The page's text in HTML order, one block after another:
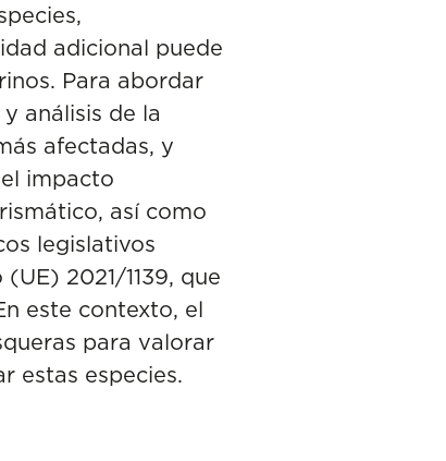
adicional puede
Para abordar
análisis de la
afectadas, y
impacto
así como
legislativos
2021/1139, que
este contexto, el
para valorar
estas especies.